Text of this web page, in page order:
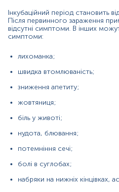
послідовності певних ділянок
геному HCV дозволяють
основних генотипів, у межах
близько 67 підтипів. Вони
захворювання, яке
генотипами є 1а і 1b, за ними
Лікування HCV-інфекції
підтипу вірусу. Інфекції з
комбіновану терапію (80%-
значення для вибору
його тривалості. Наприклад,
повинні вживати підвищені
терапії зазвичай
Крім цього, генотип вірусу
Інкубаційний період становить
Після первинного зараження
відсутні симптоми. В інших
симптоми:
лихоманка;
швидка втомлюваність;
зниження апетиту;
жовтяниця;
біль у животі;
нудота, блювання;
потемніння сечі;
болі в суглобах;
набряки на нижніх кінцівках,